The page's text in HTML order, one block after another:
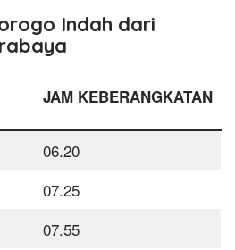
Indah dari
JAM KEBERANGKATAN
06.20
07.25
07.55